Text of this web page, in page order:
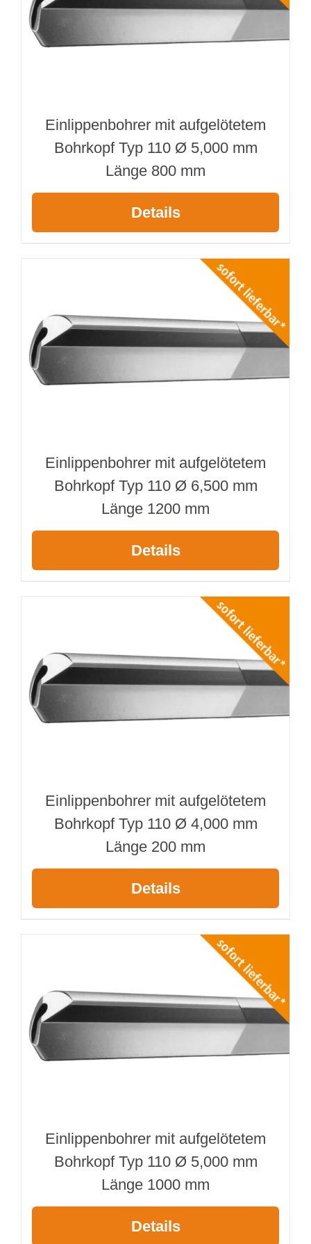
Einlippenbohrer mit aufgelötetem
Bohrkopf Typ 110 Ø 5,000 mm
Länge 800 mm
Details
Einlippenbohrer mit aufgelötetem
Bohrkopf Typ 110 Ø 6,500 mm
Länge 1200 mm
Details
Einlippenbohrer mit aufgelötetem
Bohrkopf Typ 110 Ø 4,000 mm
Länge 200 mm
Details
Einlippenbohrer mit aufgelötetem
Bohrkopf Typ 110 Ø 5,000 mm
Länge 1000 mm
Details